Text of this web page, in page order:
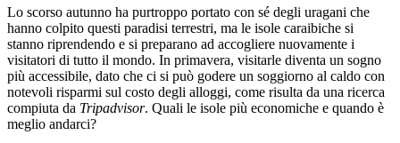
Lo scorso autunno ha purtroppo portato con sé degli uragani che
hanno colpito questi paradisi terrestri, ma le isole caraibiche si
stanno riprendendo e si preparano ad accogliere nuovamente i
visitatori di tutto il mondo. In primavera, visitarle diventa un sogno
più accessibile, dato che ci si può godere un soggiorno al caldo con
notevoli risparmi sul costo degli alloggi, come risulta da una ricerca
compiuta da Tripadvisor. Quali le isole più economiche e quando è
meglio andarci?